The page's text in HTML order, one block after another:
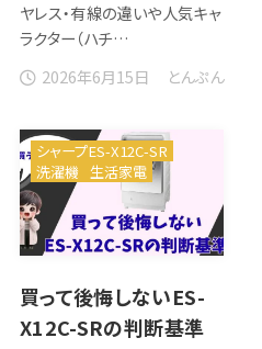
ヤレス・有線の違いや人気キャ
ラクター（ハチ…
2026年6月15日
とんぷん
買って後悔しないES-
X12C-SRの判断基準
シャープES-X12C-SR
洗濯機 生活家電